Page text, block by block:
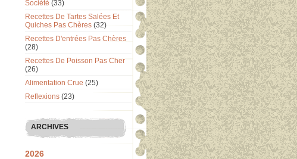
Société (33)
Recettes De Tartes Salées Et
Quiches Pas Chères (32)
Recettes D'entrées Pas Chères
(28)
Recettes De Poisson Pas Cher
(26)
Alimentation Crue (25)
Reflexions (23)
ARCHIVES
2026